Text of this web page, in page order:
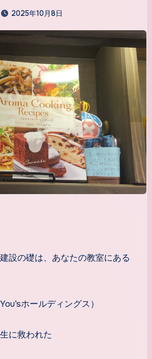
2025年10月8日
設の礎は、あなたの教室にある
ホールディングス）
に救われた